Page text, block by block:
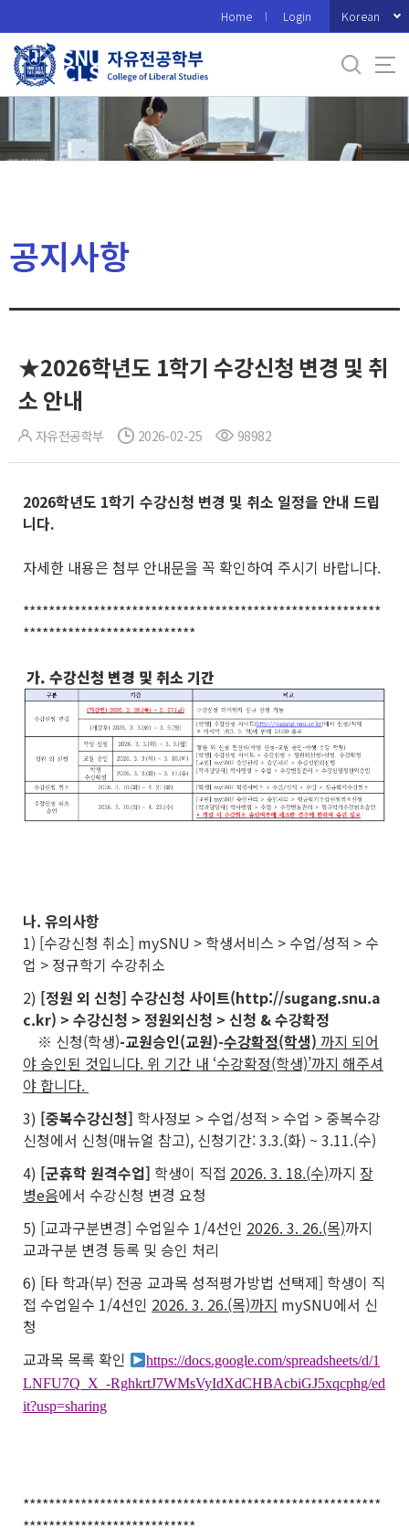
로
메
Home Login Korean
공지사항
★2026학년도 1학기 수강신청 변경 및 취
소 안내
자유전공학부 2026-02-25 98982
2026학년도 1학기 수강신청 변경 및 취소 일정을 안내 드립
니다.
자세한 내용은 첨부 안내문을 꼭 확인하여 주시기 바랍니다.
********************************************************
***************************
가. 수강신청 변경 및 취소 기간
나. 유의사항
1) [수강신청 취소] mySNU > 학생서비스 > 수업/성적 > 수
업 > 정규학기 수강취소
2) [정원 외 신청] 수강신청 사이트(http://sugang.snu.a
c.kr) > 수강신청 > 정원외신청 > 신청 & 수강확정
※ 신청(학생)-교원승인(교원)-수강확정(학생) 까지 되어
야 승인된 것입니다. 위 기간 내 ‘수강확정(학생)’까지 해주셔
야 합니다.
3) [중복수강신청] 학사정보 > 수업/성적 > 수업 > 중복수강
신청에서 신청(매뉴얼 참고), 신청기간: 3.3.(화) ~ 3.11.(수)
4) [군휴학 원격수업] 학생이 직접 2026. 3. 18.(수)까지 장
병e음에서 수강신청 변경 요청
5) [교과구분변경] 수업일수 1/4선인 2026. 3. 26.(목)까지
교과구분 변경 등록 및 승인 처리
6) [타 학과(부) 전공 교과목 성적평가방법 선택제] 학생이 직
접 수업일수 1/4선인 2026. 3. 26.(목)까지 mySNU에서 신
청
교과목 목록 확인
https://docs.google.com/spreadsheets/d/1
LNFU7Q_X_-RghkrtJ7WMsVyIdXdCHBAcbiGJ5xqcphg/ed
it?usp=sharing
********************************************************
***************************